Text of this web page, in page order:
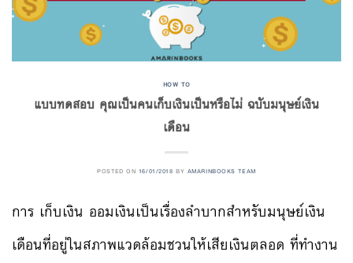
HOW TO
แบบทดสอบ คุณเป็นคนเก็บเงินเป็นหรือไม่ ฉบับมนุษย์เงิน
เดือน
POSTED ON 16/01/2018 BY AMARINBOOKS TEAM
การ เก็บเงิน ออมเงินเป็นเรื่องลำบากสำหรับมนุษย์เงิน
เดือนที่อยู่ในสภาพแวดล้อมชวนให้เสียเงินตลอด ที่ทำงาน